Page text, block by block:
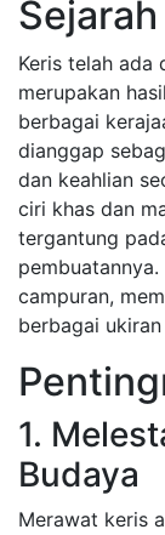
Keris telah ada
merupakan
berbagai
dianggap
dan keahlian
ciri khas dan
tergantung
campuran,
berbagai
1.
Budaya
Merawat keris